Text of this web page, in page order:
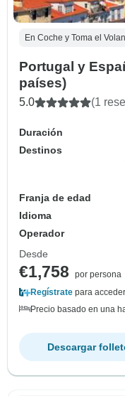
En Coche y Toma el
Portugal y
países)
5.0 (1
Duración
Destinos
Franja de edad
Idioma
Operador
Desde
€1,758
por persona
Regístrate para
Precio basado en una
Descargar